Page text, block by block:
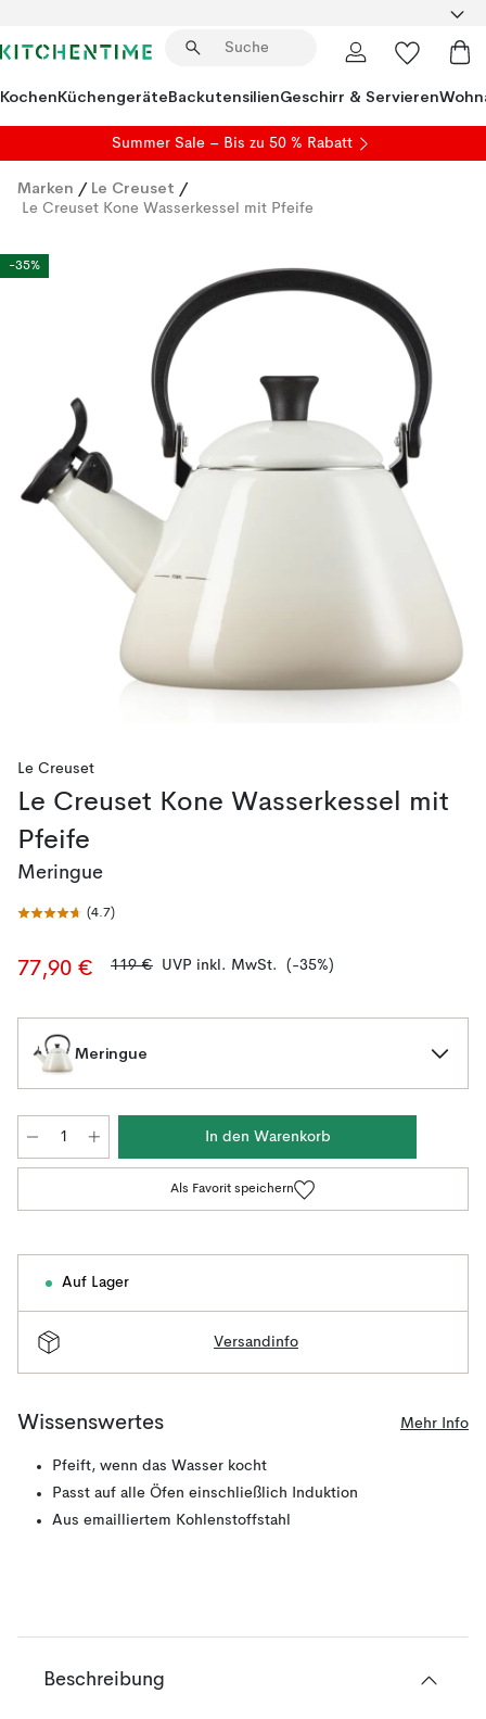
KochenKüchengeräteBackutensilienGeschirr & Servieren
Summer Sale – Bis zu 50 % Rabatt
Marken / Le Creuset /
Le Creuset Kone Wasserkessel mit Pfeife
-35%
Le Creuset
Le Creuset Kone Wasserkessel mit
Pfeife
Meringue
(4.7)
77,90 € 119 € UVP inkl. MwSt. (-35%)
Meringue
In den Warenkorb
Als Favorit speichern
Auf Lager
Versandinfo
Wissenswertes Mehr Info
Pfeift, wenn das Wasser kocht
Passt auf alle Öfen einschließlich Induktion
Aus emailliertem Kohlenstoffstahl
Beschreibung